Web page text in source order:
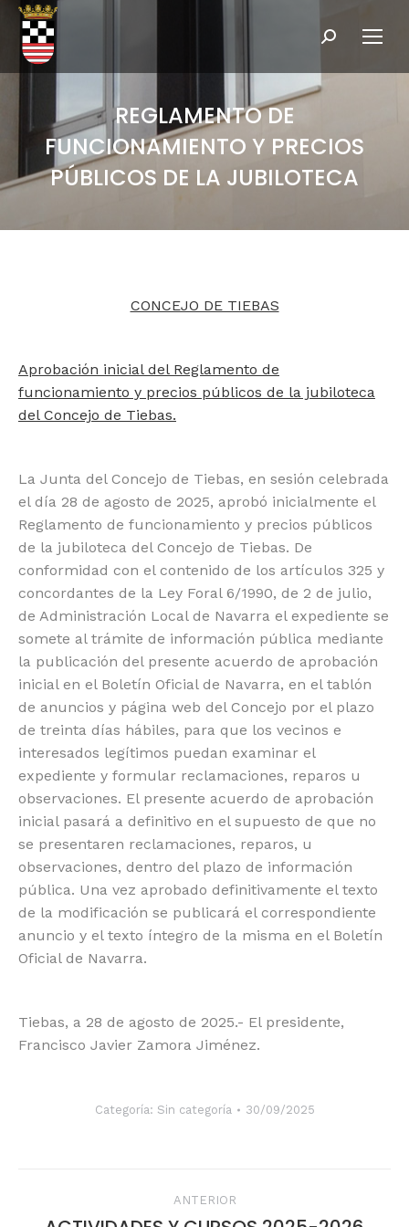
Buscar:
REGLAMENTO DE
FUNCIONAMIENTO Y PRECIOS
PÚBLICOS DE LA JUBILOTECA
CONCEJO DE TIEBAS
Aprobación inicial del Reglamento de
funcionamiento y precios públicos de la jubiloteca
del Concejo de Tiebas.
La Junta del Concejo de Tiebas, en sesión celebrada
el día 28 de agosto de 2025, aprobó inicialmente el
Reglamento de funcionamiento y precios públicos
de la jubiloteca del Concejo de Tiebas. De
conformidad con el contenido de los artículos 325 y
concordantes de la Ley Foral 6/1990, de 2 de julio,
de Administración Local de Navarra el expediente se
somete al trámite de información pública mediante
la publicación del presente acuerdo de aprobación
inicial en el Boletín Oficial de Navarra, en el tablón
de anuncios y página web del Concejo por el plazo
de treinta días hábiles, para que los vecinos e
interesados legítimos puedan examinar el
expediente y formular reclamaciones, reparos u
observaciones. El presente acuerdo de aprobación
inicial pasará a definitivo en el supuesto de que no
se presentaren reclamaciones, reparos, u
observaciones, dentro del plazo de información
pública. Una vez aprobado definitivamente el texto
de la modificación se publicará el correspondiente
anuncio y el texto íntegro de la misma en el Boletín
Oficial de Navarra.
Tiebas, a 28 de agosto de 2025.- El presidente,
Francisco Javier Zamora Jiménez.
Categoría: Sin categoría 30/09/2025
Navegación
ANTERIOR